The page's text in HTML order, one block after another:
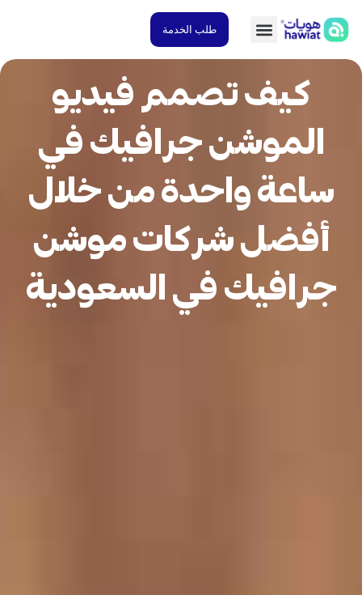
طلب الخدمة
كيف تصمم فيديو
الموشن جرافيك في
واحدة من خلال
أفضل شركات موشن
في السعودية